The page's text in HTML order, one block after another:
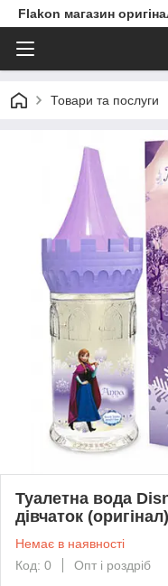
Flakon магазин
Товари та послуги
Туалетна вода
дівчаток
Немає в наявності
Код: 0
Опт і роздріб